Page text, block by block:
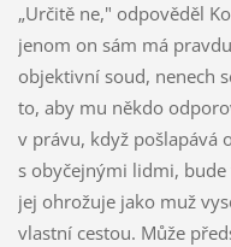
„Určitě ne," odpověděl
jenom on sám má
objektivní soud, nenech
to, aby mu někdo
v právu, když pošlapává
s obyčejnými lidmi,
jej ohrožuje jako muž
vlastní cestou. Může